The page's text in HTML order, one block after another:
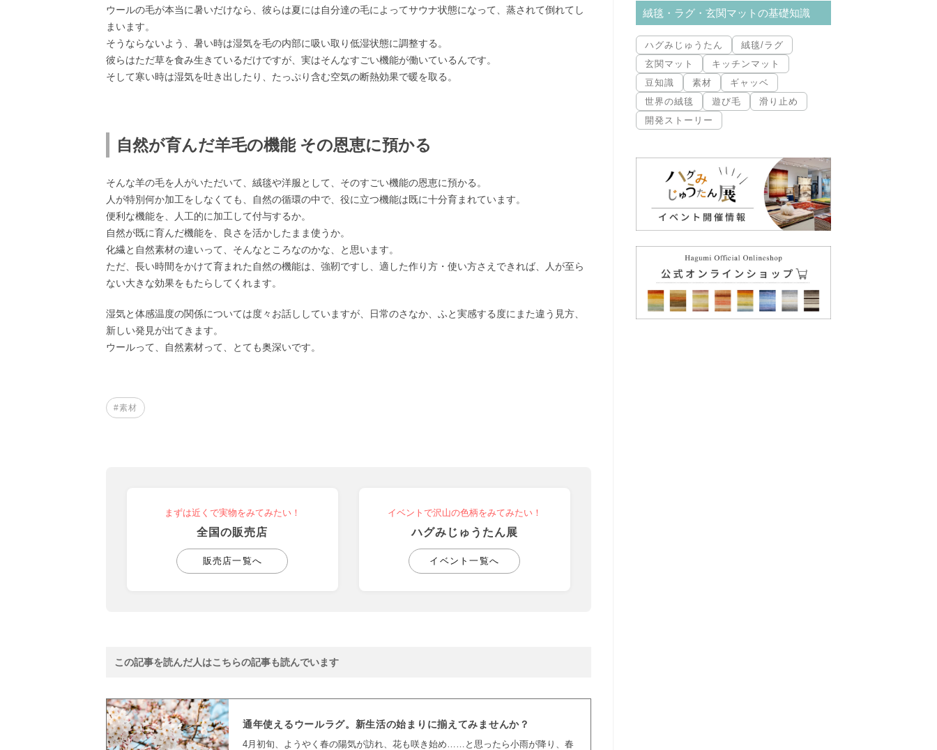
ウールの毛が本当に暑いだけなら、彼らは夏には自分達の毛によってサウナ状態になって、蒸されて倒れてし
まいます。
そうならないよう、暑い時は湿気を毛の内部に吸い取り低湿状態に調整する。
彼らはただ草を食み生きているだけですが、実はそんなすごい機能が働いているんです。
そして寒い時は湿気を吐き出したり、たっぷり含む空気の断熱効果で暖を取る。
自然が育んだ羊毛の機能 その恩恵に預かる
そんな羊の毛を人がいただいて、絨毯や洋服として、そのすごい機能の恩恵に預かる。
人が特別何か加工をしなくても、自然の循環の中で、役に立つ機能は既に十分育まれています。
便利な機能を、人工的に加工して付与するか。
自然が既に育んだ機能を、良さを活かしたまま使うか。
化繊と自然素材の違いって、そんなところなのかな、と思います。
ただ、長い時間をかけて育まれた自然の機能は、強靭ですし、適した作り方・使い方さえできれば、人が至ら
ない大きな効果をもたらしてくれます。
湿気と体感温度の関係については度々お話ししていますが、日常のさなか、ふと実感する度にまた違う見方、
新しい発見が出てきます。
ウールって、自然素材って、とても奥深いです。
#素材
まずは近くで実物をみてみたい！
全国の販売店
販売店一覧へ
イベントで沢山の色柄をみてみたい！
ハグみじゅうたん展
イベント一覧へ
この記事を読んだ人はこちらの記事も読んでいます
通年使えるウールラグ。新生活の始まりに揃えてみませんか？
4月初旬、ようやく春の陽気が訪れ、花も咲き始め……と思ったら小雨が降り、春
絨毯・ラグ・玄関マットの基礎知識
ハグみじゅうたん
絨毯/ラグ
玄関マット
キッチンマット
豆知識
素材
ギャッベ
世界の絨毯
遊び毛
滑り止め
開発ストーリー